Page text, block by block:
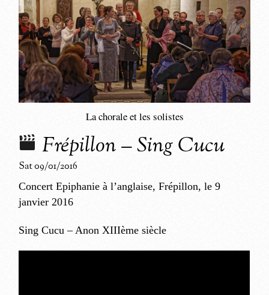
La chorale et les solistes
Frépillon – Sing Cucu
Sat 09/01/2016
Concert Epiphanie à l’anglaise, Frépillon, le 9
janvier 2016
Sing Cucu – Anon XIIIème siècle